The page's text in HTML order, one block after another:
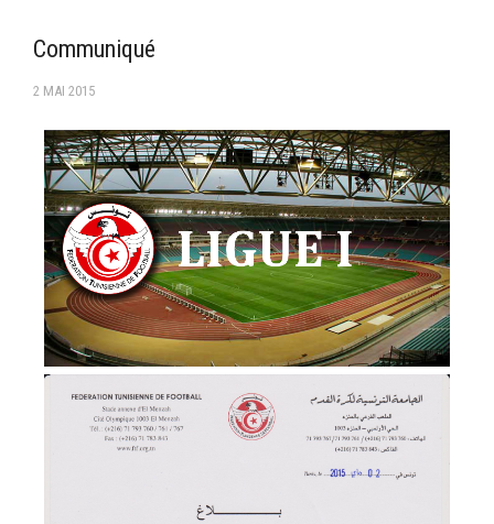
Feuille de match 2017/2018
–Ligue II–
Feuille de match 2016/2017
-Ligue I-
-Ligue II-
-Ligue III-
Communiqué
2 MAI 2015